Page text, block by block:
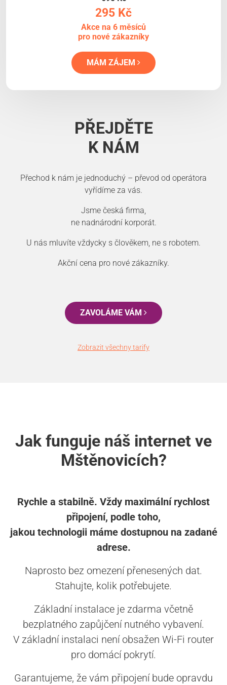
295 Kč
Akce na 6 měsíců
pro nové zákazníky
MÁM ZÁJEM
PŘEJDĚTE
K NÁM
Přechod k nám je jednoduchý – převod od operátora
vyřídíme za vás.
Jsme česká firma,
ne nadnárodní korporát.
U nás mluvíte vždycky s člověkem, ne s robotem.
Akční cena pro nové zákazníky.
ZAVOLÁME VÁM
Zobrazit všechny tarify
Jak funguje náš internet ve
Mštěnovicích?
Rychle a stabilně. Vždy maximální rychlost
připojení, podle toho,
jakou technologii máme dostupnou na zadané
adrese.
Naprosto bez omezení přenesených dat.
Stahujte, kolik potřebujete.
Základní instalace je zdarma včetně
bezplatného zapůjčení nutného vybavení.
V základní instalaci není obsažen Wi-Fi router
pro domácí pokrytí.
Garantujeme, že vám připojení bude opravdu